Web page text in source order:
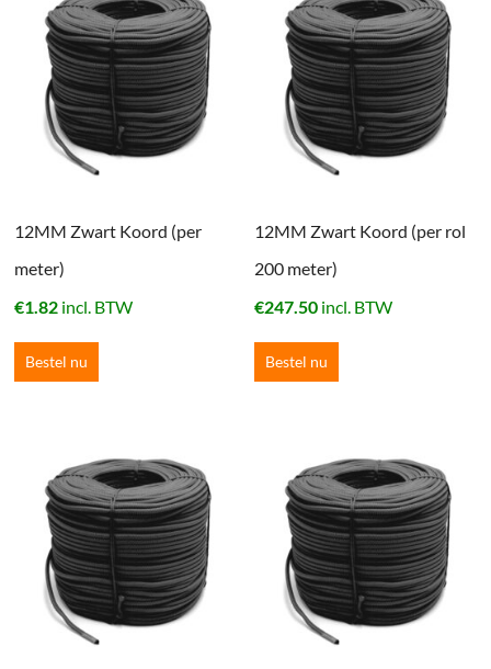
12MM Zwart Koord (per
meter)
€1.82 incl. BTW
Bestel nu
12MM Zwart Koord (per rol
200 meter)
€247.50 incl. BTW
Bestel nu